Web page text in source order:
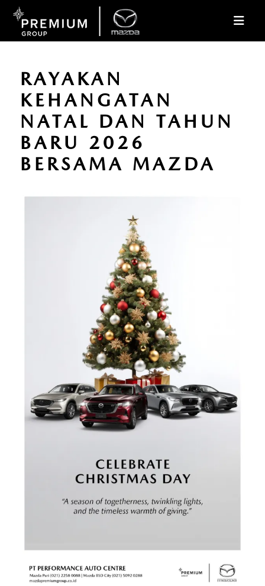
RAYAKAN
KEHANGATAN
NATAL DAN TAHUN
BARU 2026
BERSAMA MAZDA